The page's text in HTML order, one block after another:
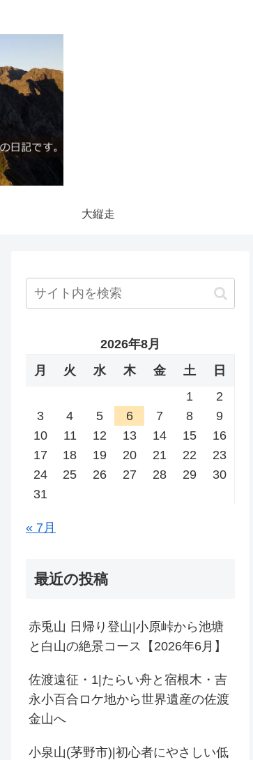
大縦走
2026年8月
月
火 水 木 金 土
日
1
2
3
4 5 6 7 8
9
10
11 12 13 14 15
16
17
18 19 20 21 22
23
24
25 26 27 28 29
30
31
« 7月
最近の投稿
赤兎山 日帰り登山|小原峠から池塘
と白山の絶景コース【2026年6月】
佐渡遠征・1|たらい舟と宿根木・吉
永小百合ロケ地から世界遺産の佐渡
金山へ
小泉山(茅野市)|初心者にやさしい低